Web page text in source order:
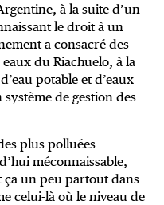
à la suite d’un
le droit à un
a consacré des
du Riachuelo, à la
potable et d’eaux
système de gestion des
plus polluées
méconnaissable,
ça un peu partout dans
celui-là où le niveau de